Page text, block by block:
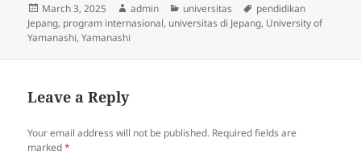
Posted
on
March 3, 2025 Author
admin Categories
universitas Tags
pendidikan
Jepang, program internasional, universitas di Jepang, University of
Yamanashi,Yamanashi
Leave a Reply
Your email address will not be published. Required fields are
marked*